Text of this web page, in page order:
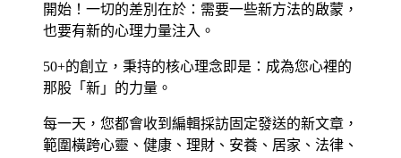
開始！一切的差別在於：需要一些新方法的啟蒙，
也要有新的心理力量注入。
50+的創立，秉持的核心理念即是：成為您心裡的
那股「新」的力量。
每一天，您都會收到編輯採訪固定發送的新文章，
範圍橫跨心靈、健康、理財、安養、居家、法律、